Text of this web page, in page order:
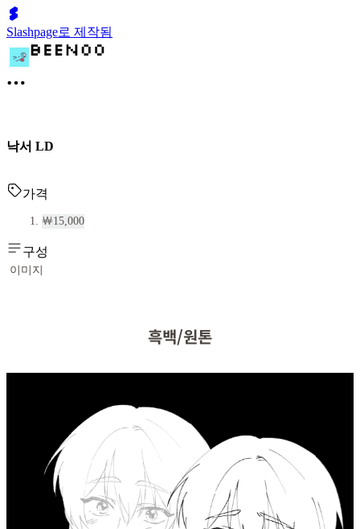
Slashpage로 제작됨
낙서 LD
가격
￦15,000
구성
이미지
흑백/원톤